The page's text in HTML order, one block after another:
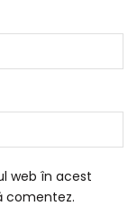
web în acest
comentez.